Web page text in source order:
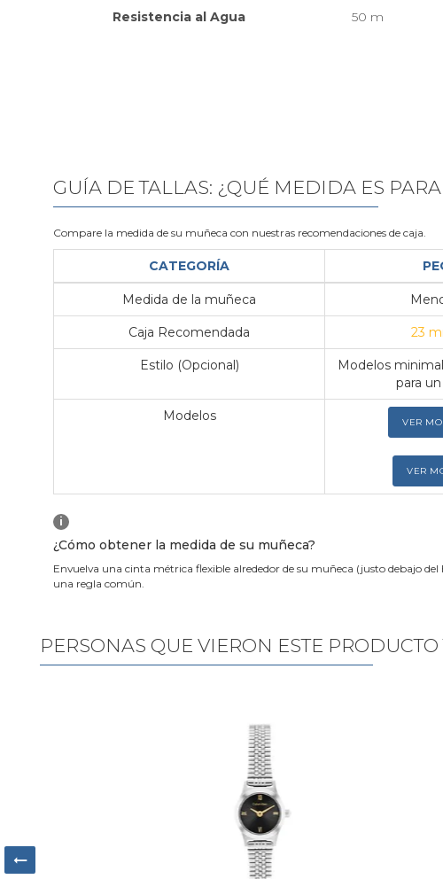
Resistencia al Agua
50 m
GUÍA DE TALLAS: ¿QUÉ MEDIDA ES
Compare la medida de su muñeca con nuestras recomendaciones de caja.
CATEGORÍA
Medida de la muñeca
Caja Recomendada 23
Estilo (Opcional)
Modelos
para
Modelos VER
VER
i
¿Cómo obtener la medida de su muñeca?
Envuelva una cinta métrica flexible alrededor de su muñeca (justo debajo
una regla común.
PERSONAS QUE VIERON ESTE